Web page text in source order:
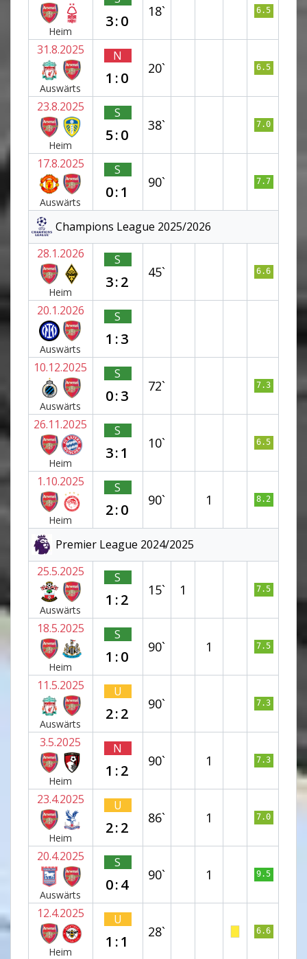
Heim
3:0
18` 6.5
31.8.2025
Auswärts
N
1:0
20` 6.5
23.8.2025
Heim
S
5:0
38` 7.0
17.8.2025
Auswärts
S
0:1
90` 7.7
Champions League 2025/2026
28.1.2026
Heim
S
3:2
45` 6.6
20.1.2026
Auswärts
S
1:3
10.12.2025
Auswärts
S
0:3
72` 7.3
26.11.2025
Heim
S
3:1
10` 6.5
1.10.2025
Heim
S
2:0
90` 1 8.2
Premier League 2024/2025
25.5.2025
Auswärts
S
1:2
15` 1 7.5
18.5.2025
Heim
S
1:0
90` 1 7.5
11.5.2025
Auswärts
U
2:2
90` 7.3
3.5.2025
Heim
N
1:2
90` 1 7.3
23.4.2025
Heim
U
2:2
86` 1 7.0
20.4.2025
Auswärts
S
0:4
90` 1 9.5
12.4.2025
Heim
U
1:1
28` 6.6